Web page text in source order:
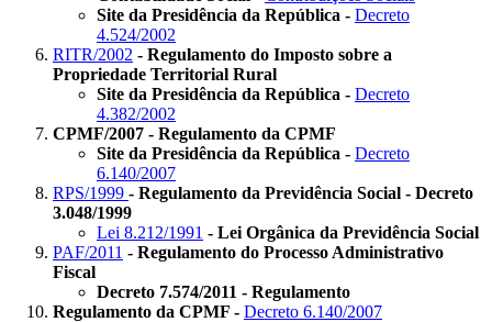
Site da Presidência da República - Decreto
4.524/2002
RITR/2002 - Regulamento do Imposto sobre a
Propriedade Territorial Rural
Site da Presidência da República - Decreto
4.382/2002
CPMF/2007 - Regulamento da CPMF
Site da Presidência da República - Decreto
6.140/2007
RPS/1999 - Regulamento da Previdência Social - Decreto
3.048/1999
Lei 8.212/1991 - Lei Orgânica da Previdência Social
PAF/2011 - Regulamento do Processo Administrativo
Fiscal
Decreto 7.574/2011 - Regulamento
Regulamento da CPMF - Decreto 6.140/2007